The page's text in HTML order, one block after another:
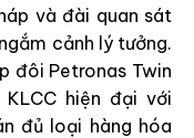
và đài quan sát
cảnh lý tưởng.
đôi Petronas Twin
hiện đại với
đủ loại hàng hóa